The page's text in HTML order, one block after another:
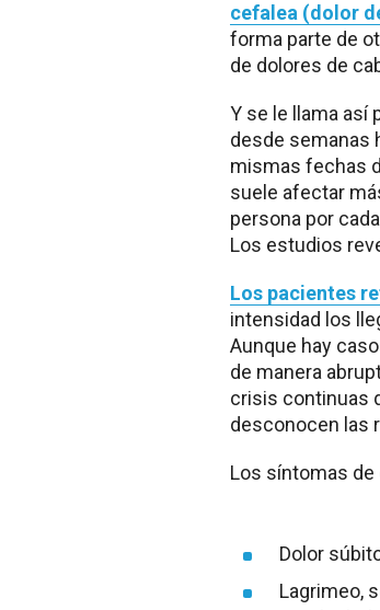
cefalea (dolor
forma parte de
de dolores de
Y se le llama así
desde semanas
mismas fechas
suele afectar
persona por
Los estudios
Los pacientes
intensidad los
Aunque hay
de manera
crisis continuas
desconocen las
Los síntomas de
Dolor
Lagrimeo,